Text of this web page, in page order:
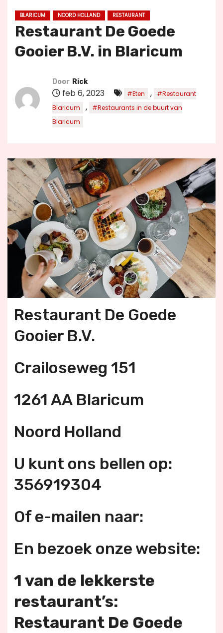
BLARICUM NOORD HOLLAND RESTAURANT
Restaurant De Goede
Gooier B.V. in Blaricum
Door Rick
feb 6, 2023 #Eten ,
#Restaurant
Blaricum
,
#Restaurants in de buurt van
Blaricum
Restaurant De Goede
Gooier B.V.
Crailoseweg 151
1261 AA Blaricum
Noord Holland
U kunt ons bellen op:
356919304
Of e-mailen naar:
En bezoek onze website:
1 van de lekkerste
restaurant’s:
Restaurant De Goede